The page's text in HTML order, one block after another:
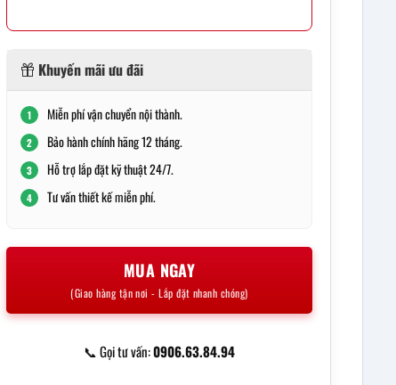
Khuyến mãi ưu đãi
1 Miễn phí vận chuyển nội thành.
2 Bảo hành chính hãng 12 tháng.
3 Hỗ trợ lắp đặt kỹ thuật 24/7.
4 Tư vấn thiết kế miễn phí.
MUA NGAY
(Giao hàng tận nơi - Lắp đặt nhanh chóng)
📞 Gọi tư vấn:0906.63.84.94